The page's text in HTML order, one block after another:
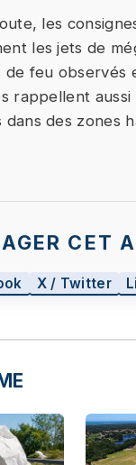
les
les jets de
de feu observés
rappellent
dans des zones
CET
X / Twitter